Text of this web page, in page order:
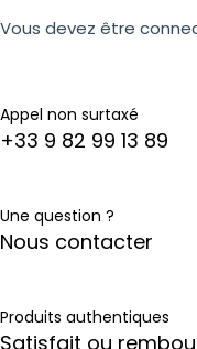
Vous devez être
Appel non surtaxé
+33 9 82 99 13 89
Une question ?
Nous contacter
Produits authentiques
Satisfait ou